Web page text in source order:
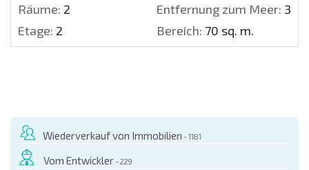
Räume: 2 Entfernung zum Meer: 300
Etage: 2 Bereich: 70 sq. m.
Wiederverkauf von Immobilien - 1181
Vom Entwickler - 229